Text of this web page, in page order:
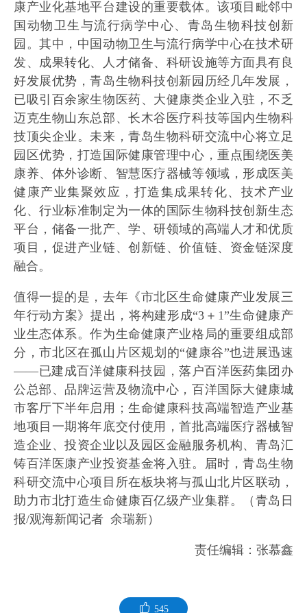
康产业化基地平台建设的重要载体。该项目毗邻中
国动物卫生与流行病学中心、青岛生物科技创新
园。其中，中国动物卫生与流行病学中心在技术研
发、成果转化、人才储备、科研设施等方面具有良
好发展优势，青岛生物科技创新园历经几年发展，
已吸引百余家生物医药、大健康类企业入驻，不乏
迈克生物山东总部、长木谷医疗科技等国内生物科
技顶尖企业。未来，青岛生物科研交流中心将立足
园区优势，打造国际健康管理中心，重点围绕医美
康养、体外诊断、智慧医疗器械等领域，形成医美
健康产业集聚效应，打造集成果转化、技术产业
化、行业标准制定为一体的国际生物科技创新生态
平台，储备一批产、学、研领域的高端人才和优质
项目，促进产业链、创新链、价值链、资金链深度
融合。
值得一提的是，去年《市北区生命健康产业发展三
年行动方案》提出，将构建形成“3＋1”生命健康产
业生态体系。作为生命健康产业格局的重要组成部
分，市北区在孤山片区规划的“健康谷”也进展迅速
——已建成百洋健康科技园，落户百洋医药集团办
公总部、品牌运营及物流中心，百洋国际大健康城
市客厅下半年启用；生命健康科技高端智造产业基
地项目一期将年底交付使用，首批高端医疗器械智
造企业、投资企业以及园区金融服务机构、青岛汇
铸百洋医康产业投资基金将入驻。届时，青岛生物
科研交流中心项目所在板块将与孤山北片区联动，
助力市北打造生命健康百亿级产业集群。（青岛日
报/观海新闻记者 余瑞新）
责任编辑：张慕鑫
545